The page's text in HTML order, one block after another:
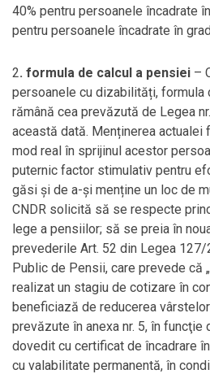
40% pentru persoanele încadrate
pentru persoanele încadrate în
2. formula de calcul a pensiei –
persoanele cu dizabilități, formula
rămână cea prevăzută de Legea
această dată. Menținerea actualei
mod real în sprijinul acestor
puternic factor stimulativ pentru
găsi și de a-și menține un loc de
CNDR solicită să se respecte
lege a pensiilor; să se preia în
prevederile Art. 52 din Legea
Public de Pensii, care prevede că
realizat un stagiu de cotizare în
beneficiază de reducerea
prevăzute în anexa nr. 5, în funcţie
dovedit cu certificat de încadrare
cu valabilitate permanentă, în